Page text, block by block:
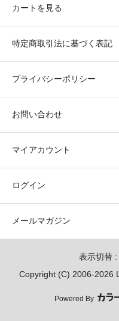
カートを見る
特定商取引法に基づく表記
プライバシーポリシー
お問い合わせ
マイアカウント
ログイン
メールマガジン
表示切替 :
Copyright (C) 2006-2026
Powered By